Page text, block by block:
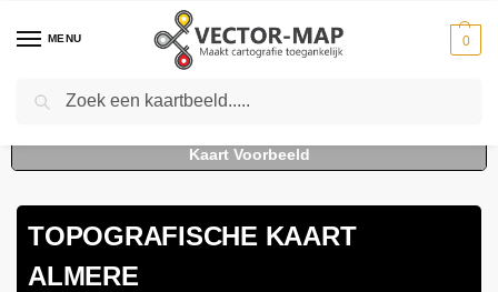
MENU 0
Home Kaarten - Topografische kaarten
TOPOGRAFISCHE KAART
ALMERE